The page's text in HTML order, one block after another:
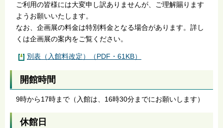
ご利用の皆様には大変申し訳ありませんが、ご理解賜ります
ようお願いいたします。
なお、企画展の料金は特別料金となる場合があります。詳し
くは企画展の案内をご覧ください。
別表（入館料改定）（PDF・61KB）
開館時間
9時から17時まで（入館は、16時30分までにお願いします）
休館日